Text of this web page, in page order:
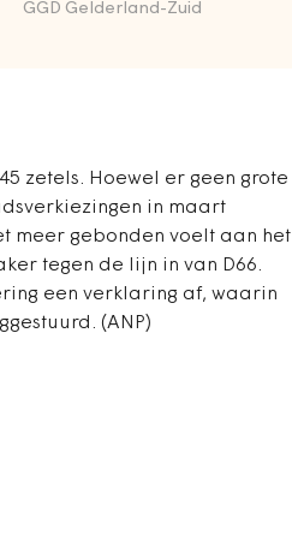
GGD Gelderland-Zuid
zetels. Hoewel er geen grote
in maart
meer gebonden voelt aan het
tegen de lijn in van D66.
een verklaring af, waarin
(ANP)